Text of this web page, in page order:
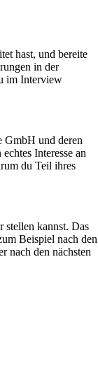
hast, und bereite
in der
im Interview
GmbH und deren
Interesse an
du Teil ihres
stellen kannst. Das
Beispiel nach den
nach den nächsten